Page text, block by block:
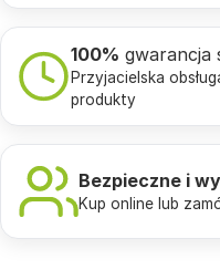
100% gwarancja
Przyjacielska
produkty
Bezpieczne i
Kup online lub